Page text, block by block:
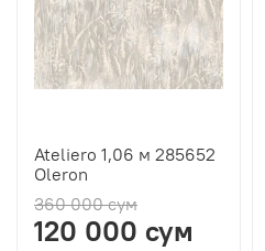
Ateliero 1,06 м 285652
Oleron
360 000 сум
120 000 сум